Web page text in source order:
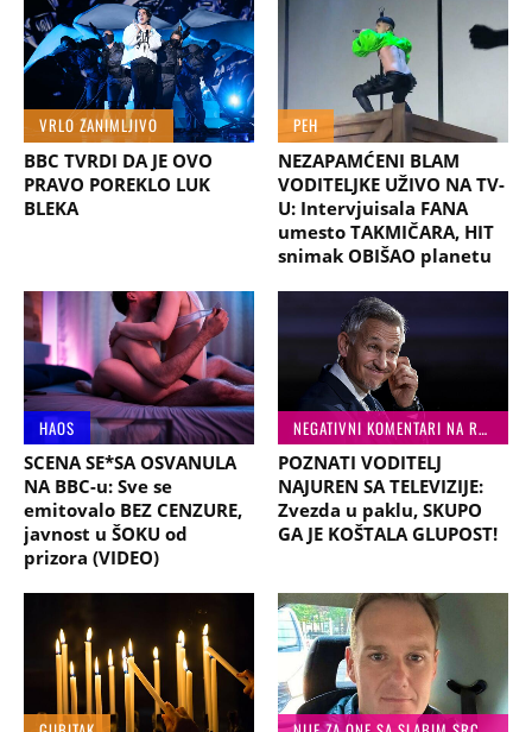
VRLO ZANIMLJIVO
BBC TVRDI DA JE OVO
PRAVO POREKLO LUK
BLEKA
PEH
NEZAPAMĆENI BLAM
VODITELJKE UŽIVO NA TV-
U: Intervjuisala FANA
umesto TAKMIČARA, HIT
snimak OBIŠAO planetu
HAOS
SCENA SE*SA OSVANULA
NA BBC-u: Sve se
emitovalo BEZ CENZURE,
javnost u ŠOKU od
prizora (VIDEO)
NEGATIVNI KOMENTARI NA RAČUN VLADE
POZNATI VODITELJ
NAJUREN SA TELEVIZIJE:
Zvezda u paklu, SKUPO
GA JE KOŠTALA GLUPOST!